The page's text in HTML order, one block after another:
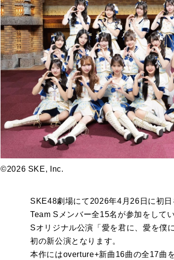
©2026 SKE, Inc.
SKE48劇場にて2026年4月26日に初
Team Sメンバー全15名が参加をして
Sオリジナル公演「愛を君に、愛を僕
初の新公演となります。
本作にはoverture+新曲16曲の全17曲